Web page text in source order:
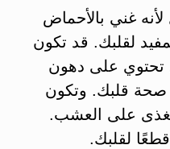
غني بالأحماض
3 الصحي المفيد لقلبك. قد تكون
تحتوي على دهون
صحة قلبك. وتكون
على العشب.
لقلبك.